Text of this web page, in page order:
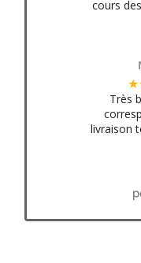
cours
Très
livraison